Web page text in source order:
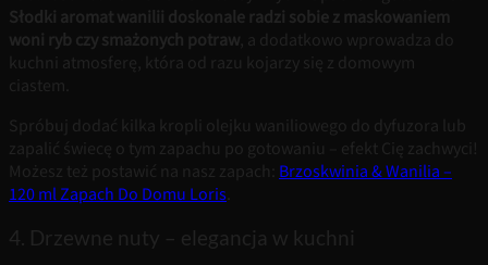
Słodki aromat wanilii doskonale radzi sobie z maskowaniem
woni ryb czy smażonych potraw, a dodatkowo wprowadza do
kuchni atmosferę, która od razu kojarzy się z domowym
ciastem.
Spróbuj dodać kilka kropli olejku waniliowego do dyfuzora lub
zapalić świecę o tym zapachu po gotowaniu – efekt Cię zachwyci!
Możesz też postawić na nasz zapach: Brzoskwinia & Wanilia –
120 ml Zapach Do Domu Loris
4. Drzewne nuty – elegancja w kuchni